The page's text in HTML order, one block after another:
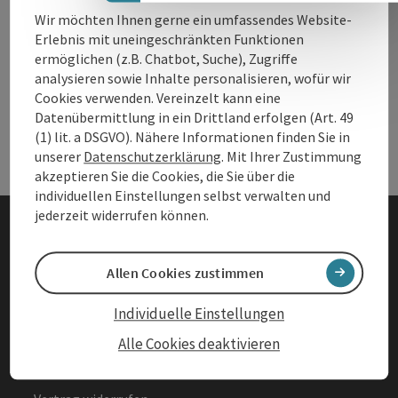
Andere Webseiten
Services
Impressum
Datenschutz
Barrierefreiheitserklärung
Wir möchten Ihnen gerne ein umfassendes Website-
Erlebnis mit uneingeschränkten Funktionen
ermöglichen (z.B. Chatbot, Suche), Zugriffe
analysieren sowie Inhalte personalisieren, wofür wir
Cookies verwenden. Vereinzelt kann eine
Datenübermittlung in ein Drittland erfolgen (Art. 49
(1) lit. a DSGVO). Nähere Informationen finden Sie in
unserer Datenschutzerklärung. Mit Ihrer Zustimmung
akzeptieren Sie die Cookies, die Sie über die
individuellen Einstellungen selbst verwalten und
jederzeit widerrufen können.
Alle Cookies deaktivieren
Individuelle Einstellungen
Allen Cookies zustimmen